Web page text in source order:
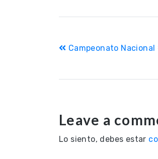
Navegación
Campeonato Nacional
Leave a
Lo siento, debes estar